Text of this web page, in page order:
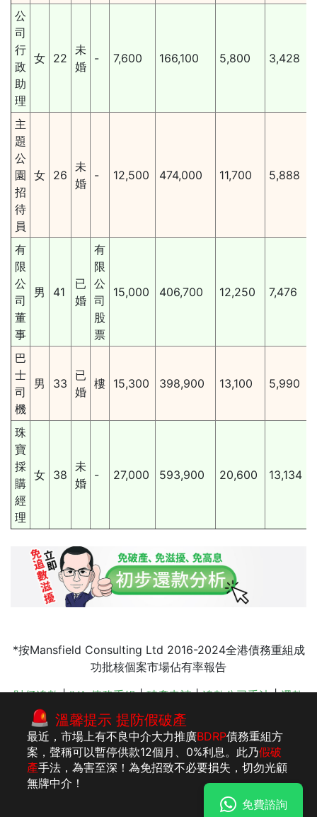
公
司
行
政
助
理
女 22
未
婚
- 7,600 166,100 5,800 3,428
主
題
公
園
招
待
員
女 26
未
婚
- 12,500 474,000 11,700 5,888
有
限
公
司
董
事
男 41
已
婚
有
限
公
司
股
票
15,000 406,700 12,250 7,476
巴
士
司
機
男 33
已
婚
樓 15,300 398,900 13,100 5,990
珠
寶
採
購
經
理
女 38
未
婚
- 27,000 593,900 20,600 13,134
*按Mansfield Consulting Ltd 2016-2024全港債務重組成
功批核個案市場佔有率報告
財仔追數|IVA 債務重組|破產申請|追數公司手法|還款
期數| 欠款 分期 |破產申請|破產後的生活
師|債務重組
法律聲明 私隱聲明及收集個人資料聲明
版權所有：李建
民執業會計師事
免費諮詢
溫馨提示 提防假破產
最近，市場上有不良中介大力推廣BDRP債務重組方
案，聲稱可以暫停供款12個月、0%利息。此乃假破
產手法，為害至深！為免招致不必要損失，切勿光顧
無牌中介！